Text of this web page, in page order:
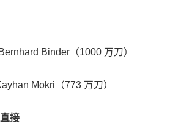
Binder（1000 万刀）
Mokri（773 万刀）
接